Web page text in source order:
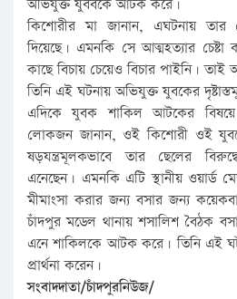
অভিযুক্ত যুববকে আটক করে।
কিশোরীর মা জানান, এঘটনায় তার
দিয়েছে। এমনকি সে আত্মহত্যার চেষ্টা
কাছে বিচায় চেয়েও বিচার পাইনি।
তিনি এই ঘটনায় অভিযুক্ত যুবকের
এদিকে যুবক শাকিল আটকের
লোকজন জানান, ওই কিশোরী ওই
ষড়যন্ত্রমূলকভাবে তার ছেলের
এনেছেন। এমনকি এটি স্থানীয় ওয়ার্ড
মীমাংসা করার জন্য বসার জন্য
চাঁদপুর মডেল থানায় শসালিশ বৈঠক
এনে শাকিলকে আটক করে। তিনি এই
প্রার্থনা করেন।
সংবাদদাতা/চাঁদপুরনিউজ/